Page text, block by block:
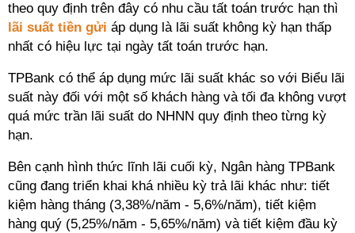
theo quy định trên đây có nhu cầu tất toán trước hạn thì
lãi suất tiền gửi áp dụng là lãi suất không kỳ hạn thấp
nhất có hiệu lực tại ngày tất toán trước hạn.
TPBank có thể áp dụng mức lãi suất khác so với Biểu lãi
suất này đối với một số khách hàng và tối đa không vượt
quá mức trần lãi suất do NHNN quy định theo từng kỳ
hạn.
Bên cạnh hình thức lĩnh lãi cuối kỳ, Ngân hàng TPBank
cũng đang triển khai khá nhiều kỳ trả lãi khác như: tiết
kiệm hàng tháng (3,38%/năm - 5,6%/năm), tiết kiệm
hàng quý (5,25%/năm - 5,65%/năm) và tiết kiệm đầu kỳ